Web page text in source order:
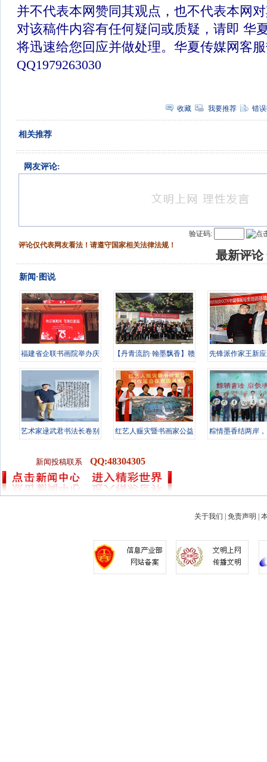
并不代表本网赞同其观点，也不代表本网
对该稿件内容有任何疑问或质疑，请即 华
将迅速给您回应并做处理。华夏传媒网客
QQ1979263030
收藏 我要推荐 错
相关推荐
网友评论:
验证码:
评论仅代表网友看法！请遵守国家相关法律法规！
最新评论
新闻·图说
福建省企联书画院举办庆
【丹青流韵·翰墨飘香】赣
先锋派作家王新
艺术家逯武君书法长卷别
红艺人赈灾暨书画家公益
粽情墨香结两岸
新闻投稿联系 QQ:48304305
关于我们 免责声明